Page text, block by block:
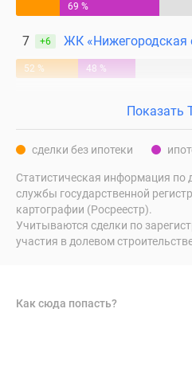
69 %
7 +6 ЖК «Нижегородская
52 % 48 %
Показать
сделки без ипотеки
Статистическая информация
службы государственной
картографии (Росреестр).
Учитываются сделки по
участия в долевом
Как сюда попасть?